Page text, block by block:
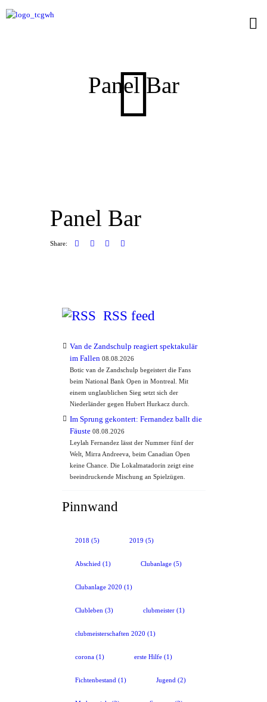
Panel Bar
Panel Bar
Share:
RSS feed
Van de Zandschulp reagiert spektakulär
im Fallen 08.08.2026
Botic van de Zandschulp begeistert die Fans
beim National Bank Open in Montreal. Mit
einem unglaublichen Sieg setzt sich der
Niederländer gegen Hubert Hurkacz durch.
Im Sprung gekontert: Fernandez ballt die
Fäuste 08.08.2026
Leylah Fernandez lässt der Nummer fünf der
Welt, Mirra Andreeva, beim Canadian Open
keine Chance. Die Lokalmatadorin zeigt eine
beeindruckende Mischung an Spielzügen.
Pinnwand
2018 (5) 2019 (5)
Abschied (1) Clubanlage(5)
Clubanlage 2020 (1)
Clubleben (3) clubmeister(1)
clubmeisterschaften 2020 (1)
corona(1) erste Hilfe(1)
Fichtenbestand (1) Jugend (2)